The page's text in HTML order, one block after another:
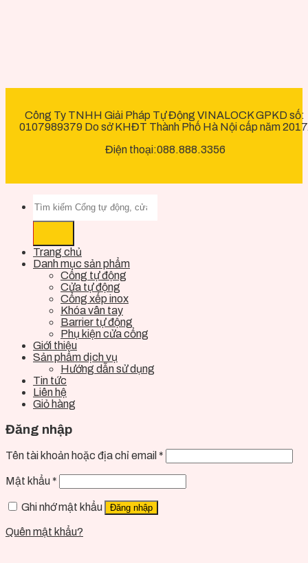
Công Ty TNHH Giải Pháp Tự Động VINALOCK GPKD số:
0107989379 Do sở KHĐT Thành Phố Hà Nội cấp năm
Điện thoại:088.888.3356
Trang chủ
Danh mục sản phẩm
Cổng tự động
Cửa tự động
Cổng xếp inox
Khóa vân tay
Barrier tự động
Phụ kiện cửa cổng
Giới thiệu
Sản phẩm dịch vụ
Hướng dẫn sử dụng
Tin tức
Liên hệ
Giỏ hàng
Đăng nhập
Tên tài khoản hoặc địa chỉ email *
Mật khẩu *
Ghi nhớ mật khẩu Đăng nhập
Quên mật khẩu?